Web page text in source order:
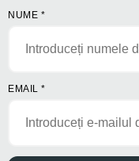
NUME *
EMAIL *